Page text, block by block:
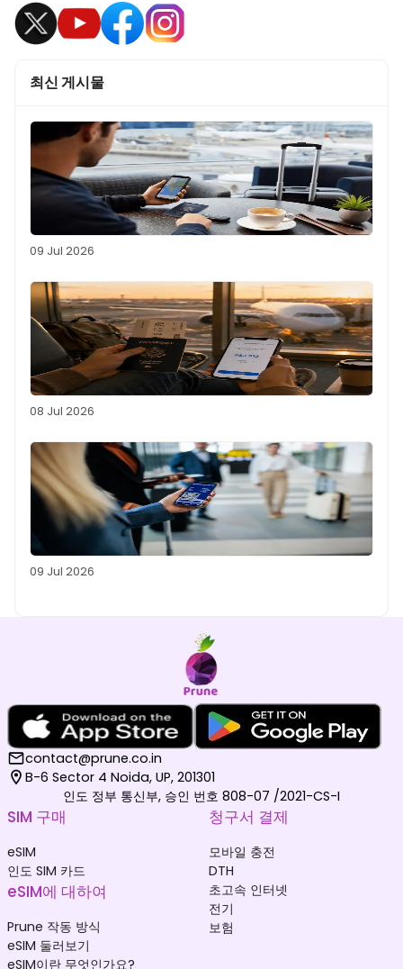
최신 게시물
09 Jul 2026
08 Jul 2026
09 Jul 2026
contact@prune.co.in
B-6 Sector 4 Noida, UP, 201301
인도 정부 통신부, 승인 번호 808-07 /2021-CS-I
SIM 구매
eSIM
인도 SIM 카드
eSIM에 대하여
Prune 작동 방식
eSIM 둘러보기
eSIM이란 무엇인가요?
청구서 결제
모바일 충전
DTH
초고속 인터넷
전기
보험